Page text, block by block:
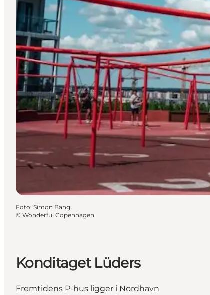
Foto: Simon Bang
© Wonderful Copenhagen
Konditaget Lüders
Fremtidens P-hus ligger i Nordhavn